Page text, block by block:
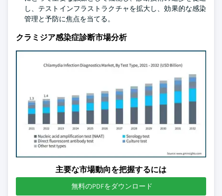
し、テストインフラストラクチャを拡大し、効果的な感染
管理と予防に焦点を当てる。
クラミジア感染症診断市場分析
主要な市場動向を把握するには
無料のPDFをダウンロード